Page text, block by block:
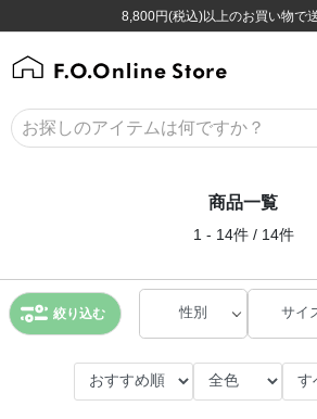
8,800円(税込)以上のお買い物で
ほぼ全品半額！！8/12(水)お昼
8,800円(税込)以上のお買い物で
ほぼ全品半額！！8/12(水)お昼
商品一覧
1 - 14件 / 14件
絞り込む 性別 サイ